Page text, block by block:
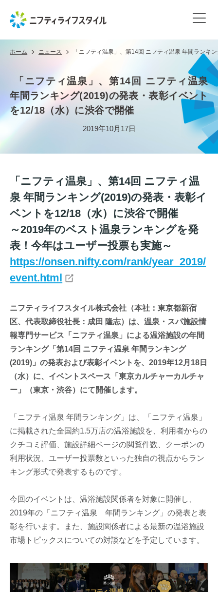
ホーム ニュース 「ニフティ温泉」、第14回 ニフティ温泉 年間ランキ
「ニフティ温泉」、第14回 ニフティ温泉
年間ランキング(2019)の発表・表彰イベント
を12/18（水）に渋谷で開催
2019年10月17日
「ニフティ温泉」、第14回 ニフティ温
泉 年間ランキング(2019)の発表・表彰イ
ベントを12/18（水）に渋谷で開催
～2019年のベスト温泉ランキングを発
表！今年はユーザー投票も実施～
https://onsen.nifty.com/rank/year_2019/
event.html
ニフティライフスタイル株式会社（本社：東京都新宿
区、代表取締役社長：成田 隆志）は、温泉・スパ施設情
報専門サービス「ニフティ温泉」による温浴施設の年間
ランキング「第14回 ニフティ温泉 年間ランキング
(2019)」の発表および表彰イベントを、2019年12月18日
（水）に、イベントスペース「東京カルチャーカルチャ
ー」（東京・渋谷）にて開催します。
「ニフティ温泉 年間ランキング」は、「ニフティ温泉」
に掲載された全国約1.5万店の温浴施設を、利用者からの
クチコミ評価、施設詳細ページの閲覧件数、クーポンの
利用状況、ユーザー投票数といった独自の視点からラン
キング形式で発表するものです。
今回のイベントは、温浴施設関係者を対象に開催し、
2019年の「ニフティ温泉 年間ランキング」の発表と表
彰を行います。また、施設関係者による最新の温浴施設
市場トピックスについての対談などを予定しています。